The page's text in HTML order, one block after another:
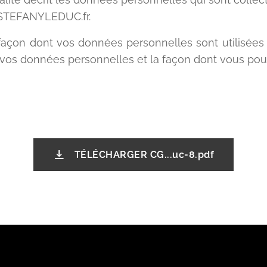
dont vos données personnelles sont
données personnelles et la façon dont vous
TÉLÉCHARGER CG...uc-8.pdf